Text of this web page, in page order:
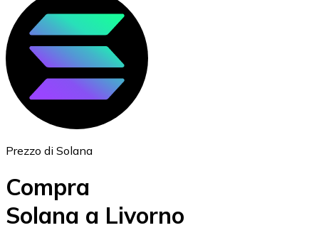
ETH
Prezzo di Solana
Compra
Solana a Livorno